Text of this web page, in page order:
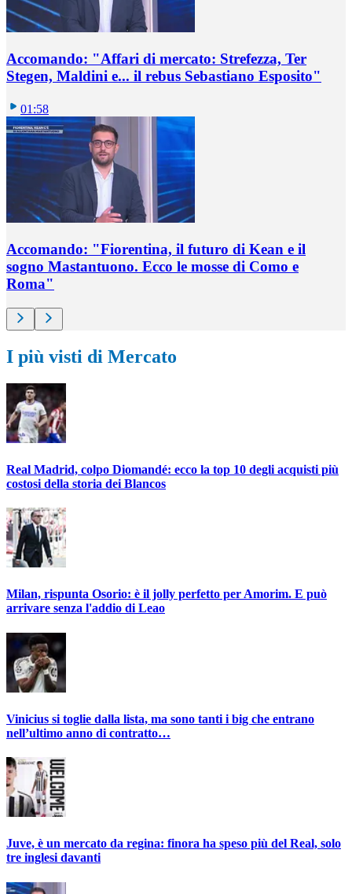
Accomando: "Affari di mercato: Strefezza, Ter
Stegen, Maldini e... il rebus Sebastiano Esposito"
01:58
Accomando: "Fiorentina, il futuro di Kean e il
sogno Mastantuono. Ecco le mosse di Como e
Roma"
I più visti di Mercato
Real Madrid, colpo Diomandé: ecco la top 10 degli acquisti più
costosi della storia dei Blancos
Milan, rispunta Osorio: è il jolly perfetto per Amorim. E può
arrivare senza l'addio di Leao
Vinicius si toglie dalla lista, ma sono tanti i big che entrano
nell’ultimo anno di contratto…
Juve, è un mercato da regina: finora ha speso più del Real, solo
tre inglesi davanti